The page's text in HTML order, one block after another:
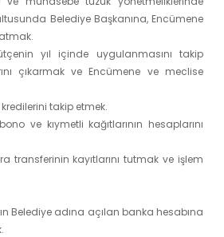
Belediye Başkanına, Encümene
yıl içinde uygulanmasını takip
çıkarmak ve Encümene ve meclise
takip etmek.
ve kıymetli kağıtlarının hesaplarını
transferinin kayıtlarını tutmak ve işlem
Belediye adına açılan banka hesabına